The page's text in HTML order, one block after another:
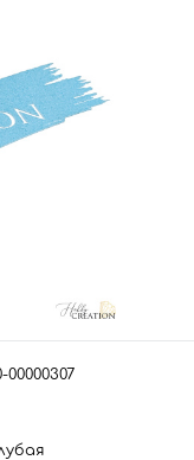
00000307